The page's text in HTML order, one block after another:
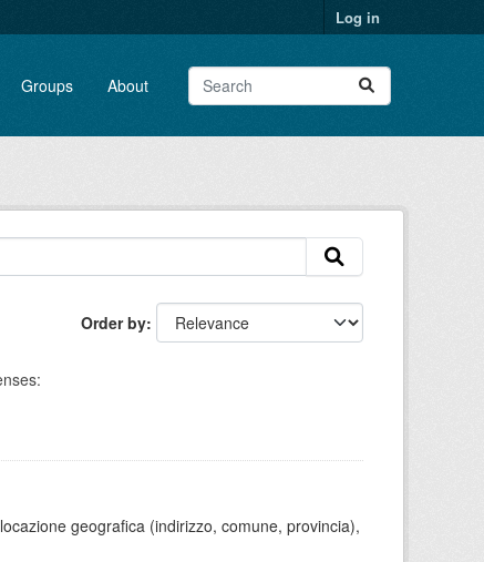
Log in
Groups About
Order by
geografica (indirizzo, comune, provincia),